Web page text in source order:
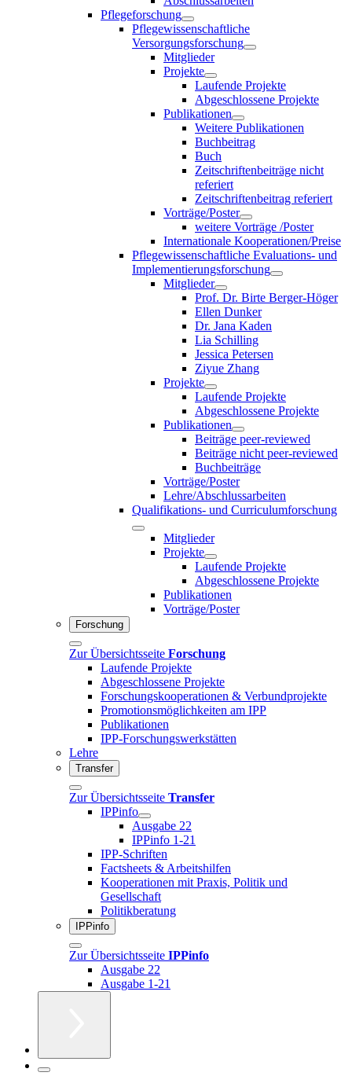
Pflegeforschung
Pflegewissenschaftliche
Versorgungsforschung
Mitglieder
Projekte
Laufende Projekte
Abgeschlossene Projekte
Publikationen
Weitere Publikationen
Buchbeitrag
Buch
Zeitschriftenbeiträge nicht
referiert
Zeitschriftenbeitrag referiert
Vorträge/Poster
weitere Vorträge /Poster
Internationale Kooperationen/Preise
Pflegewissenschaftliche Evaluations- und
Implementierungsforschung
Mitglieder
Prof. Dr. Birte Berger-Höger
Ellen Dunker
Dr. Jana Kaden
Lia Schilling
Jessica Petersen
Ziyue Zhang
Projekte
Laufende Projekte
Abgeschlossene Projekte
Publikationen
Beiträge peer-reviewed
Beiträge nicht peer-reviewed
Buchbeiträge
Vorträge/Poster
Lehre/Abschlussarbeiten
Qualifikations- und Curriculumforschung
Mitglieder
Projekte
Laufende Projekte
Abgeschlossene Projekte
Publikationen
Vorträge/Poster
Forschung
Zur Übersichtsseite Forschung
Laufende Projekte
Abgeschlossene Projekte
Forschungskooperationen & Verbundprojekte
Promotionsmöglichkeiten am IPP
Publikationen
IPP-Forschungswerkstätten
Lehre
Transfer
Zur Übersichtsseite Transfer
IPPinfo
Ausgabe 22
IPPinfo 1-21
IPP-Schriften
Factsheets & Arbeitshilfen
Kooperationen mit Praxis, Politik und
Gesellschaft
Politikberatung
IPPinfo
Zur Übersichtsseite IPPinfo
Ausgabe 22
Ausgabe 1-21